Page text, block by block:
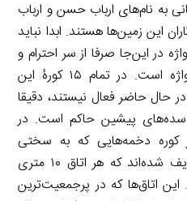
به نام‌های ارباب حسن و ارباب
این زمین‌ها هستند. ابدا نباید
در این‌جا صرفا از سر احترام و
خالی از تعینات تاریخی این واژه است. در تمام ۱۵ کورۀ این
حال حاضر فعال نیستند، دقیقا
سده‌های پیشین حاکم است. در
دخمه‌هایی که به سختی
می‌توان آن‌ها را اتاق نامید، ردیف شده‌اند که هر اتاق ۱۰ متری
اتاق‌ها که در پرجمعیت‌ترین